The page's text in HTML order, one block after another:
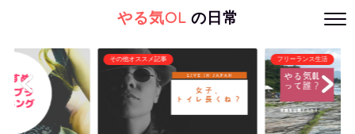
やる気OLの日常
その他オススメ記事 フリーランス生活